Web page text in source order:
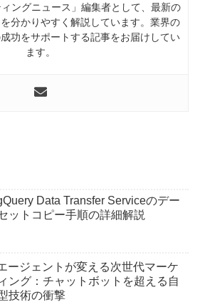
ィングニュース」編集者として、最新の
分かりやすく解説しています。業界の
功をサポートする記事をお届けしてい
ます。
Data Transfer Serviceのデー
ットコピー手順の詳細解説
ージェントが変える次世代マーケ
ング：チャットボットを超える自
技術の衝撃